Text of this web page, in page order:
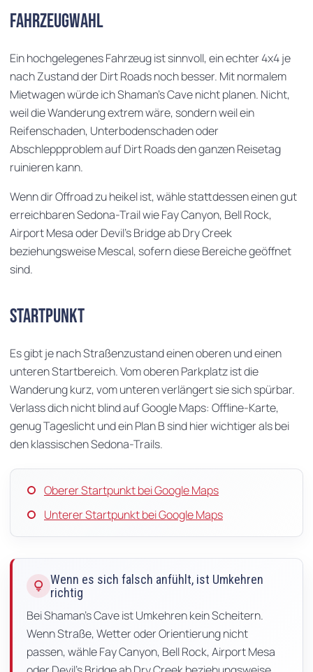
Fahrzeugwahl
Ein hochgelegenes Fahrzeug ist sinnvoll, ein echter 4x4 je
nach Zustand der Dirt Roads noch besser. Mit normalem
Mietwagen würde ich Shaman's Cave nicht planen. Nicht,
weil die Wanderung extrem wäre, sondern weil ein
Reifenschaden, Unterbodenschaden oder
Abschleppproblem auf Dirt Roads den ganzen Reisetag
ruinieren kann.
Wenn dir Offroad zu heikel ist, wähle stattdessen einen gut
erreichbaren Sedona-Trail wie Fay Canyon, Bell Rock,
Airport Mesa oder Devil's Bridge ab Dry Creek
beziehungsweise Mescal, sofern diese Bereiche geöffnet
sind.
Startpunkt
Es gibt je nach Straßenzustand einen oberen und einen
unteren Startbereich. Vom oberen Parkplatz ist die
Wanderung kurz, vom unteren verlängert sie sich spürbar.
Verlass dich nicht blind auf Google Maps: Offline-Karte,
genug Tageslicht und ein Plan B sind hier wichtiger als bei
den klassischen Sedona-Trails.
Oberer Startpunkt bei Google Maps
Unterer Startpunkt bei Google Maps
lightbulb Wenn es sich falsch anfühlt, ist Umkehren
richtig
Bei Shaman's Cave ist Umkehren kein Scheitern.
Wenn Straße, Wetter oder Orientierung nicht
passen, wähle Fay Canyon, Bell Rock, Airport Mesa